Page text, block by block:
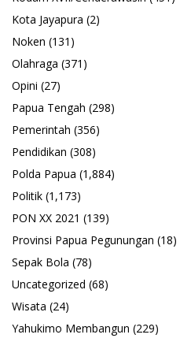
Kota Jayapura (2)
Noken (131)
Olahraga (371)
Opini (27)
Papua Tengah (298)
Pemerintah (356)
Pendidikan (308)
Polda Papua (1,884)
Politik (1,173)
PON XX 2021 (139)
Provinsi Papua Pegunungan (18)
Sepak Bola (78)
Uncategorized (68)
Wisata (24)
Yahukimo Membangun (229)